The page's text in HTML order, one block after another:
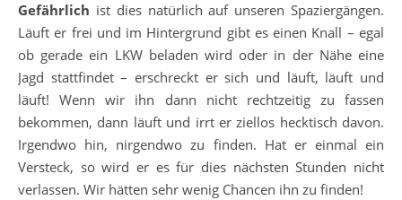
Gefährlich ist dies natürlich auf unseren Spaziergängen.
Läuft er frei und im Hintergrund gibt es einen Knall – egal
ob gerade ein LKW beladen wird oder in der Nähe eine
Jagd stattfindet – erschreckt er sich und läuft, läuft und
läuft! Wenn wir ihn dann nicht rechtzeitig zu fassen
bekommen, dann läuft und irrt er ziellos hecktisch davon.
Irgendwo hin, nirgendwo zu finden. Hat er einmal ein
Versteck, so wird er es für dies nächsten Stunden nicht
verlassen. Wir hätten sehr wenig Chancen ihn zu finden!